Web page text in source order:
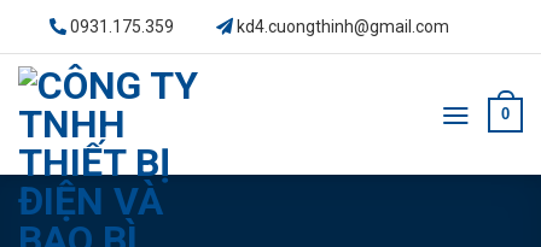
content
0931.175.359 kd4.cuongthinh@gmail.com
0